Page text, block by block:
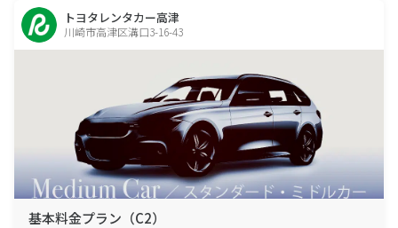
トヨタレンタカー高津
川崎市高津区溝口3-16-43
基本料金プラン（C2）